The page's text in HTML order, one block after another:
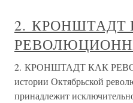
2. КРОНШТАДТ
2. КРОНШТАДТ КАК
истории Октябрьской
принадлежит